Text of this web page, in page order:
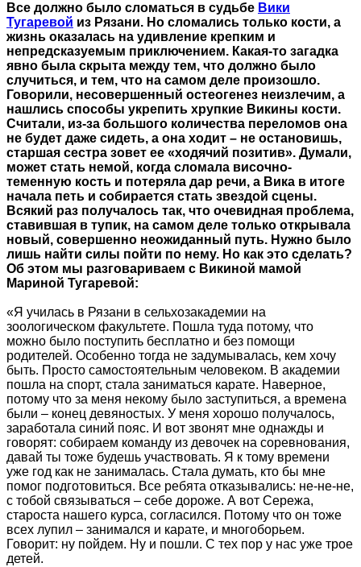
Все должно было сломаться в судьбе Вики
Тугаревой из Рязани. Но сломались только кости, а
жизнь оказалась на удивление крепким и
непредсказуемым приключением. Какая-то загадка
явно была скрыта между тем, что должно было
случиться, и тем, что на самом деле произошло.
Говорили, несовершенный остеогенез неизлечим, а
нашлись способы укрепить хрупкие Викины кости.
Считали, из-за большого количества переломов она
не будет даже сидеть, а она ходит – не остановишь,
старшая сестра зовет ее «ходячий позитив». Думали,
может стать немой, когда сломала височно-
теменную кость и потеряла дар речи, а Вика в итоге
начала петь и собирается стать звездой сцены.
Всякий раз получалось так, что очевидная проблема,
ставившая в тупик, на самом деле только открывала
новый, совершенно неожиданный путь. Нужно было
лишь найти силы пойти по нему. Но как это сделать?
Об этом мы разговариваем с Викиной мамой
Мариной Тугаревой:
«Я училась в Рязани в сельхозакадемии на
зоологическом факультете. Пошла туда потому, что
можно было поступить бесплатно и без помощи
родителей. Особенно тогда не задумывалась, кем хочу
быть. Просто самостоятельным человеком. В академии
пошла на спорт, стала заниматься карате. Наверное,
потому что за меня некому было заступиться, а времена
были – конец девяностых. У меня хорошо получалось,
заработала синий пояс. И вот звонят мне однажды и
говорят: собираем команду из девочек на соревнования,
давай ты тоже будешь участвовать. Я к тому времени
уже год как не занималась. Стала думать, кто бы мне
помог подготовиться. Все ребята отказывались: не-не-не,
с тобой связываться – себе дороже. А вот Сережа,
староста нашего курса, согласился. Потому что он тоже
всех лупил – занимался и карате, и многоборьем.
Говорит: ну пойдем. Ну и пошли. С тех пор у нас уже трое
детей.